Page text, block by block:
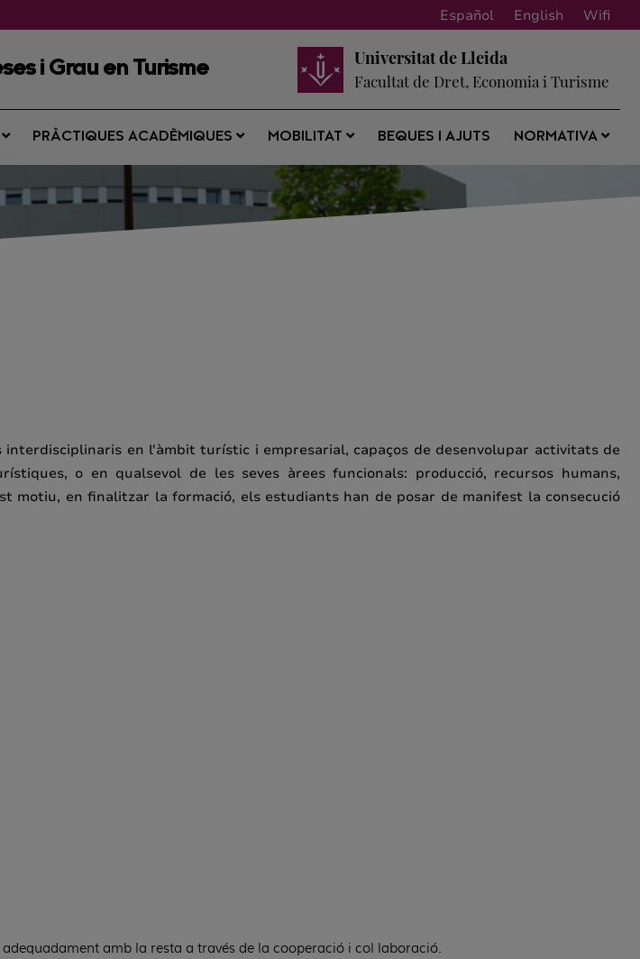
Español English Wifi
i Grau en Turisme
Universitat de Lleida
Facultat de Dret, Economia i Turisme
PRÀCTIQUES ACADÈMIQUES MOBILITAT BEQUES I AJUTS NORMATIVA
en l'àmbit turístic i empresarial, capaços de desenvolupar activitats de
o en qualsevol de les seves àrees funcionals: producció, recursos humans,
motiu, en finalitzar la formació, els estudiants han de posar de manifest la consecució
amb la resta a través de la cooperació i col·laboració.